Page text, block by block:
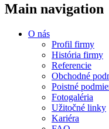
Main navigation
O nás
Profil firmy
História firmy
Referencie
Obchodné
Poistné
Fotogaléria
Užitočné linky
Kariéra